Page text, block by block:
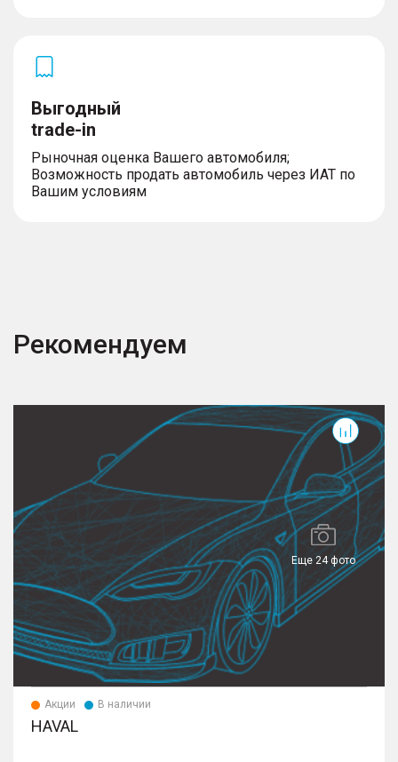
Выгодный
trade-in
Рыночная оценка Вашего автомобиля;
Возможность продать автомобиль через ИАТ по
Вашим условиям
Рекомендуем
Еще 24 фото
Акции В наличии
HAVAL